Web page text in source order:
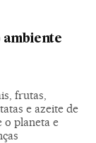
ambiente
frutas,
e azeite de
o planeta e